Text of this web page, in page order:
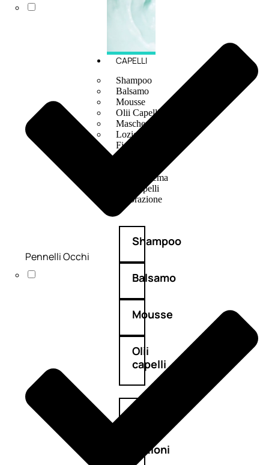
CAPELLI
Shampoo
Balsamo
Mousse
Olii Capelli
Maschere
Lozioni
Fiale
Sieri e Cristalli
Cera e Crema
Gel Capelli
Colorazione
Shampoo
Balsamo
Mousse
Olii
capelli
Lozioni
Pennelli Occhi